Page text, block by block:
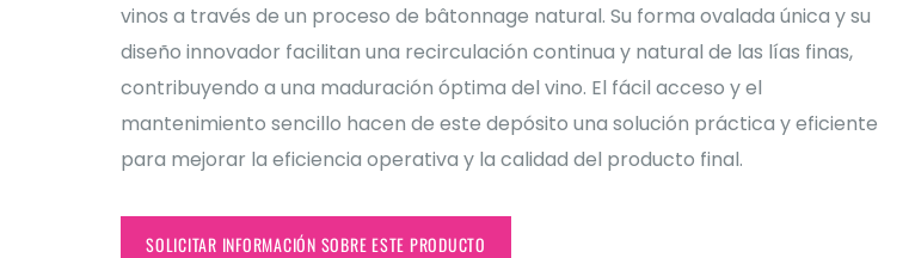
vinos a través de un proceso de bâtonnage natural. Su forma ovalada única y su
diseño innovador facilitan una recirculación continua y natural de las lías finas,
contribuyendo a una maduración óptima del vino. El fácil acceso y el
mantenimiento sencillo hacen de este depósito una solución práctica y eficiente
para mejorar la eficiencia operativa y la calidad del producto final.
SOLICITAR INFORMACIÓN SOBRE ESTE PRODUCTO